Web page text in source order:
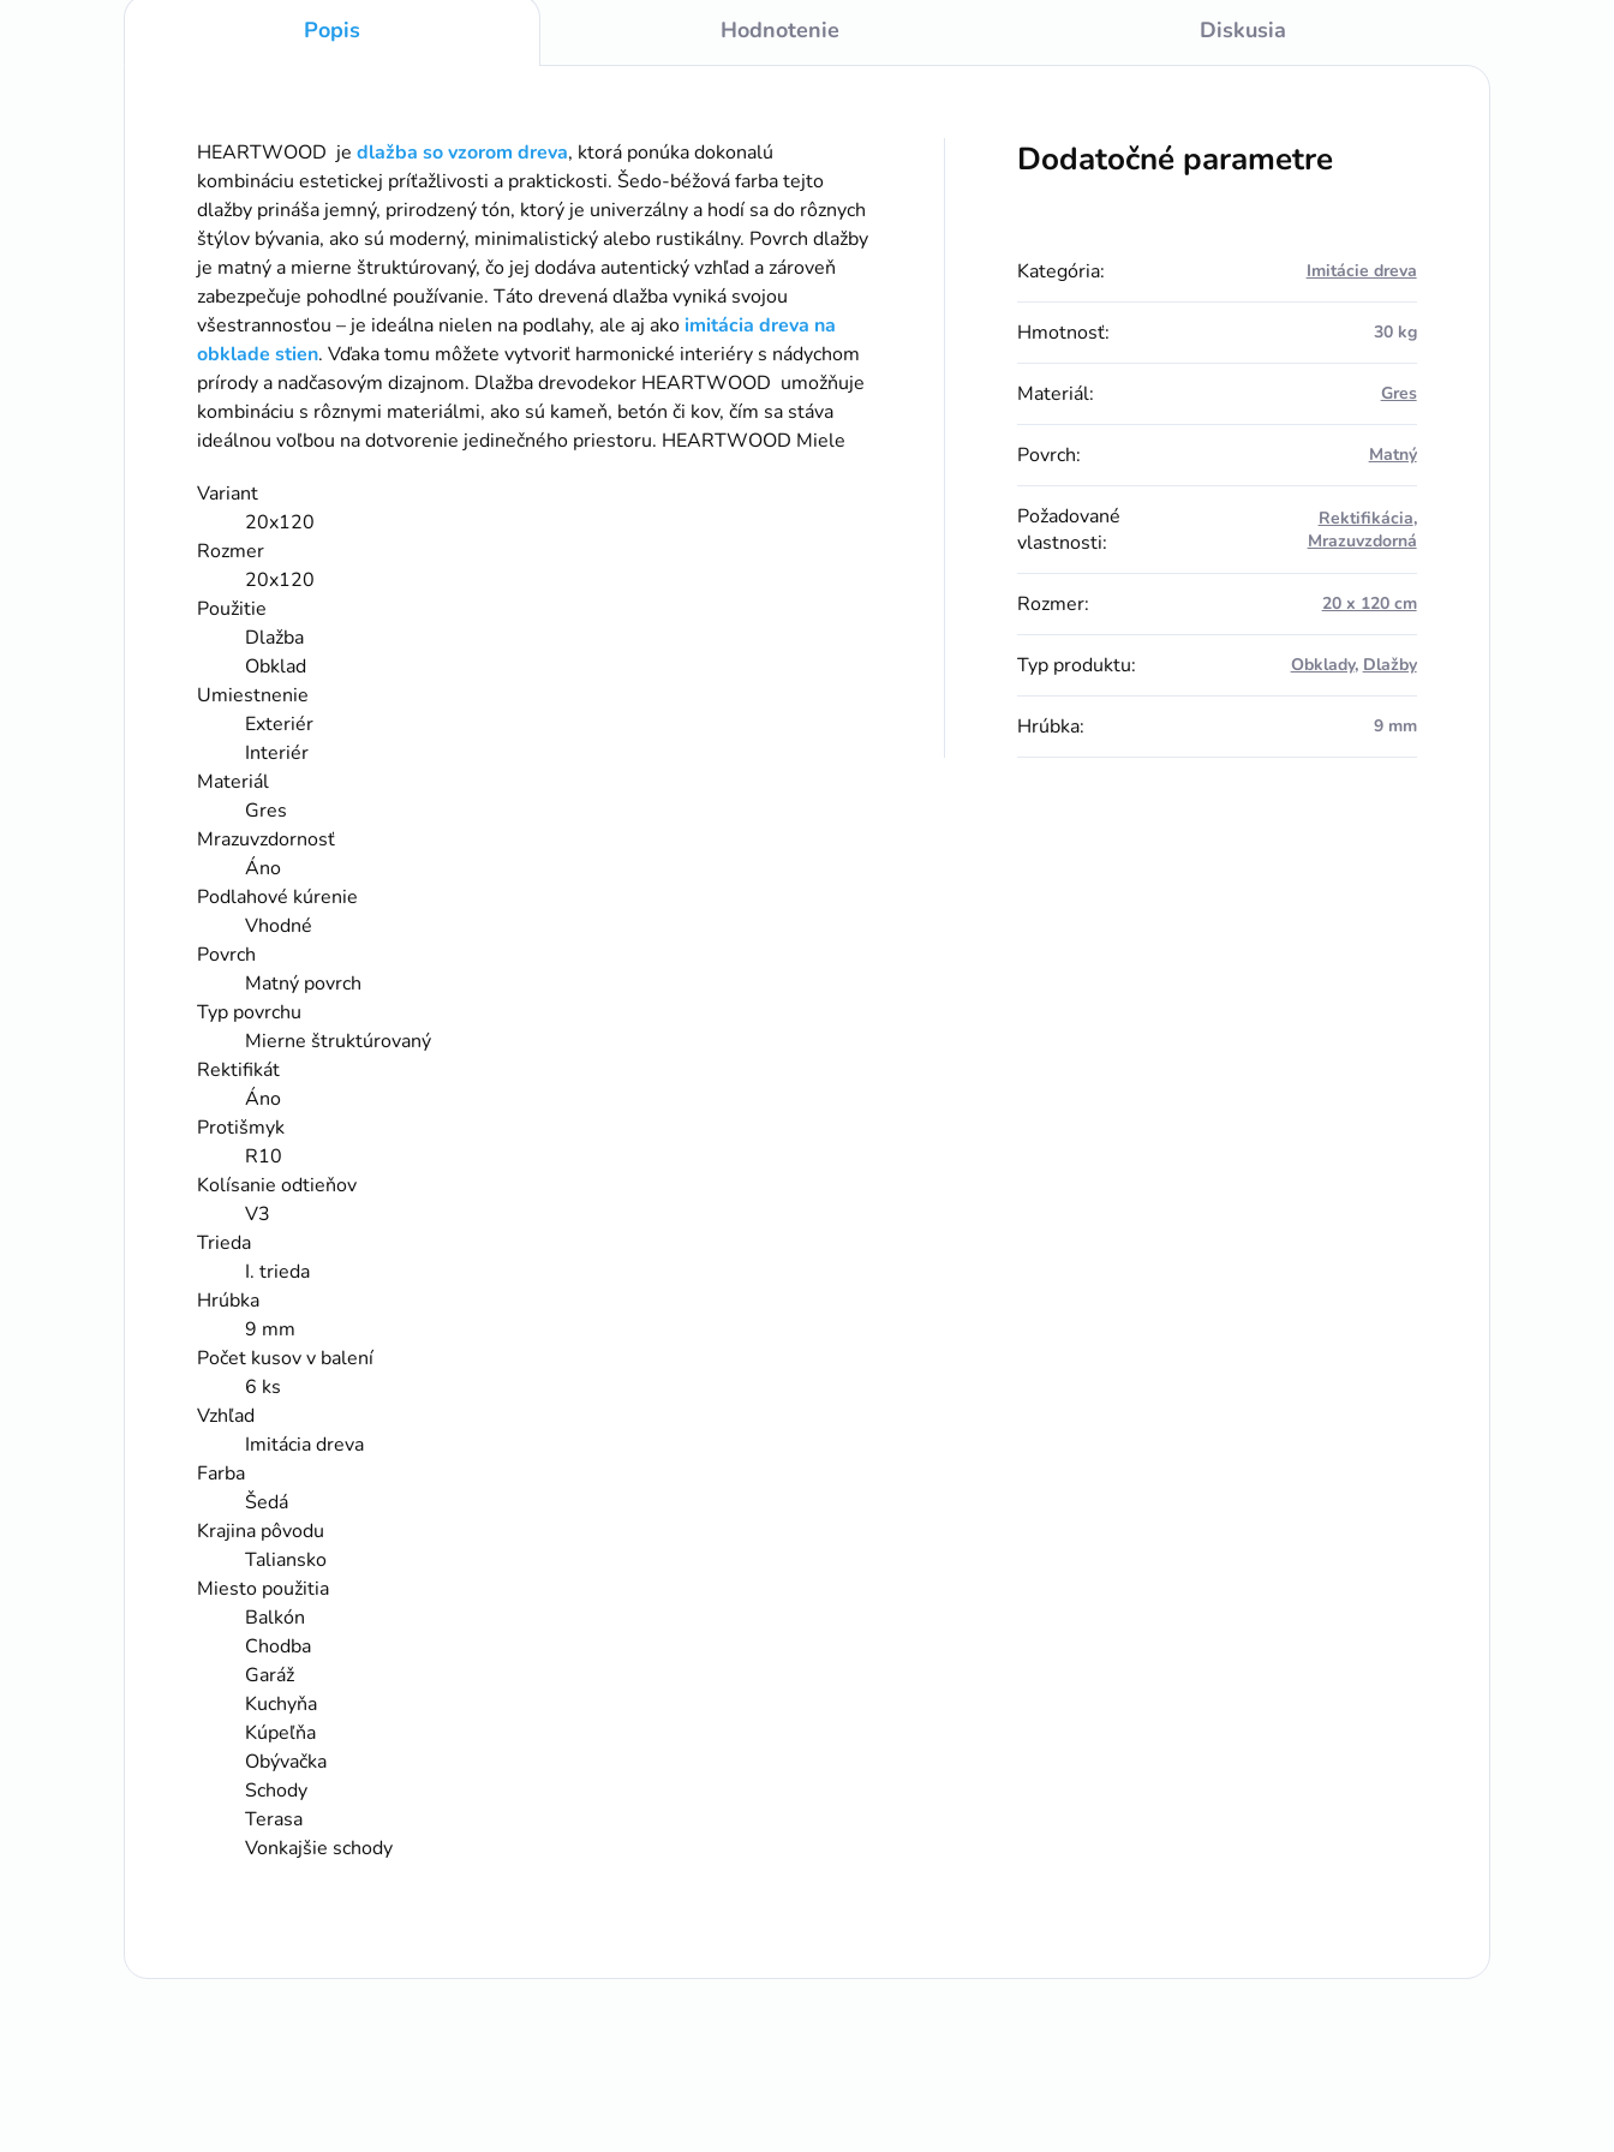
Popis Hodnotenie Diskusia
HEARTWOOD je dlažba so vzorom dreva, ktorá ponúka dokonalú
kombináciu estetickej príťažlivosti a praktickosti. Šedo-béžová farba tejto
dlažby prináša jemný, prirodzený tón, ktorý je univerzálny a hodí sa do rôznych
štýlov bývania, ako sú moderný, minimalistický alebo rustikálny. Povrch dlažby
je matný a mierne štruktúrovaný, čo jej dodáva autentický vzhľad a zároveň
zabezpečuje pohodlné používanie. Táto drevená dlažba vyniká svojou
všestrannosťou – je ideálna nielen na podlahy, ale aj akoimitácia dreva na
obklade stien. Vďaka tomu môžete vytvoriť harmonické interiéry s nádychom
prírody a nadčasovým dizajnom. Dlažba drevodekor HEARTWOOD umožňuje
kombináciu s rôznymi materiálmi, ako sú kameň, betón či kov, čím sa stáva
ideálnou voľbou na dotvorenie jedinečného priestoru. HEARTWOOD Miele
Variant
20x120
Rozmer
20x120
Použitie
Dlažba
Obklad
Umiestnenie
Exteriér
Interiér
Materiál
Gres
Mrazuvzdornosť
Áno
Podlahové kúrenie
Vhodné
Povrch
Matný povrch
Typ povrchu
Mierne štruktúrovaný
Rektifikát
Áno
Protišmyk
R10
Kolísanie odtieňov
V3
Trieda
I. trieda
Hrúbka
9 mm
Počet kusov v balení
6 ks
Vzhľad
Imitácia dreva
Farba
Šedá
Krajina pôvodu
Taliansko
Miesto použitia
Balkón
Chodba
Garáž
Kuchyňa
Kúpeľňa
Obývačka
Schody
Terasa
Vonkajšie schody
Dodatočné parametre
Kategória: Imitácie dreva
Hmotnosť: 30 kg
Materiál: Gres
Povrch: Matný
Požadované
vlastnosti:
Rektifikácia,
Mrazuvzdorná
Rozmer: 20 x 120 cm
Typ produktu: Obklady, Dlažby
Hrúbka: 9 mm